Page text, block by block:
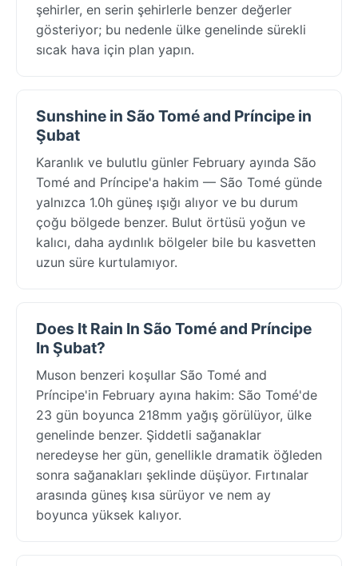
şehirler, en serin şehirlerle benzer değerler
gösteriyor; bu nedenle ülke genelinde sürekli
sıcak hava için plan yapın.
Sunshine in São Tomé and Príncipe in
Şubat
Karanlık ve bulutlu günler February ayında São
Tomé and Príncipe'a hakim — São Tomé günde
yalnızca 1.0h güneş ışığı alıyor ve bu durum
çoğu bölgede benzer. Bulut örtüsü yoğun ve
kalıcı, daha aydınlık bölgeler bile bu kasvetten
uzun süre kurtulamıyor.
Does It Rain In São Tomé and Príncipe
In Şubat?
Muson benzeri koşullar São Tomé and
Príncipe'in February ayına hakim: São Tomé'de
23 gün boyunca 218mm yağış görülüyor, ülke
genelinde benzer. Şiddetli sağanaklar
neredeyse her gün, genellikle dramatik öğleden
sonra sağanakları şeklinde düşüyor. Fırtınalar
arasında güneş kısa sürüyor ve nem ay
boyunca yüksek kalıyor.